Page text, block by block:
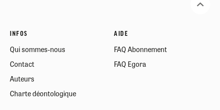
INFOS
Qui sommes-nous
Contact
Auteurs
Charte déontologique
AIDE
FAQ Abonnement
FAQ Egora